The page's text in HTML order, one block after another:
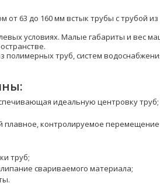
63 до 160 мм встык трубы с трубой
условиях. Малые габариты и вес
труб, систем
идеальную центровку труб;
контролируемое
труб;
свариваемого материала;